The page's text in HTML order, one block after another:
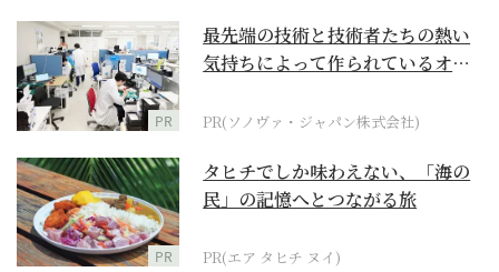
PR
最先端の技術と技術者たちの熱い
気持ちによって作られているオー
PR(ソノヴァ・ジャパン株式会社)
PR
タヒチでしか味わえない、「海の
民」の記憶へとつながる旅
PR(エア タヒチ ヌイ)